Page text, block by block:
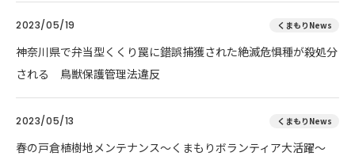
2023/05/19 くまもりNews
神奈川県で弁当型くくり罠に錯誤捕獲された絶滅危惧種が殺処分
される 鳥獣保護管理法違反
2023/05/13 くまもりNews
春の戸倉植樹地メンテナンス～くまもりボランティア大活躍～